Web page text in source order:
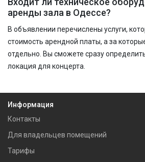
аренды зала в Одессе?
В объявлении перечислены услуги,
стоимость арендной платы, а за
отдельно. Вы сможете сразу
локация для концерта.
Информация
Контакты
Для владельцев помещений
Тарифы